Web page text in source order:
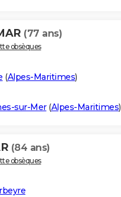
(77 ans)
obsèques
(Alpes-Maritimes)
sur-Mer(Alpes-Maritimes)
(84 ans)
obsèques